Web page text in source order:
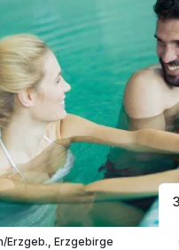
frei
Erzgeb., Erzgebirge